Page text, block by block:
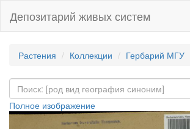
Депозитарий живых систем
Растения Коллекции Гербарий МГУ
Полное изображение